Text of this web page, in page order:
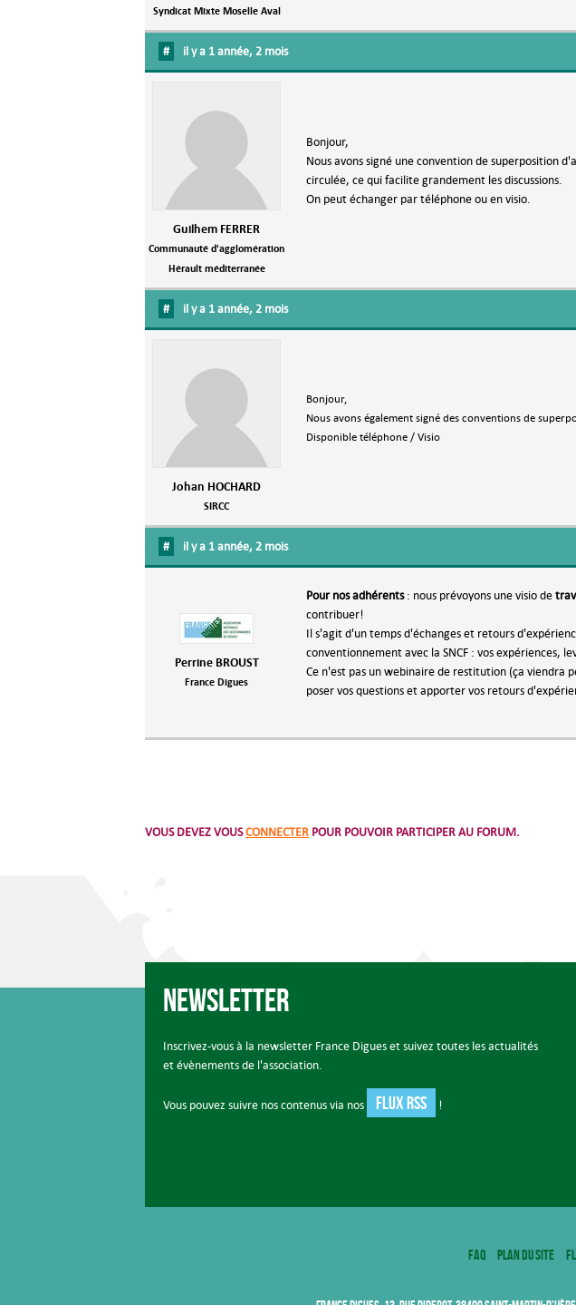
Syndicat Mixte Moselle Aval
# il y a 1 année, 2 mois
Guilhem FERRER
Communauté d'agglomération
Hérault méditerranée
Bonjour,
Nous avons signé une convention de superposition
circulée, ce qui facilite grandement les discussions.
On peut échanger par téléphone ou en visio.
# il y a 1 année, 2 mois
Johan HOCHARD
SIRCC
Bonjour,
Nous avons également signé des conventions de
Disponible téléphone / Visio
# il y a 1 année, 2 mois
Perrine BROUST
France Digues
Pour nos adhérents: nous prévoyons une visio de
contribuer!
Il s'agit d'un temps d'échanges et retours
conventionnement avec la SNCF : vos expériences,
Ce n'est pas un webinaire de restitution (ça viendra
poser vos questions et apporter vos retours
VOUS DEVEZ VOUSCONNECTER POUR POUVOIR PARTICIPER AU FORUM.
Newsletter
Inscrivez-vous à la newsletter France Digues et suivez toutes les actualités
et évènements de l'association.
Vous pouvez suivre nos contenus via nos FLUX RSS !
FAQ Plan du site